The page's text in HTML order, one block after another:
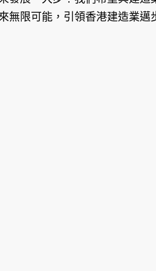
無限可能，引領香港建造業邁